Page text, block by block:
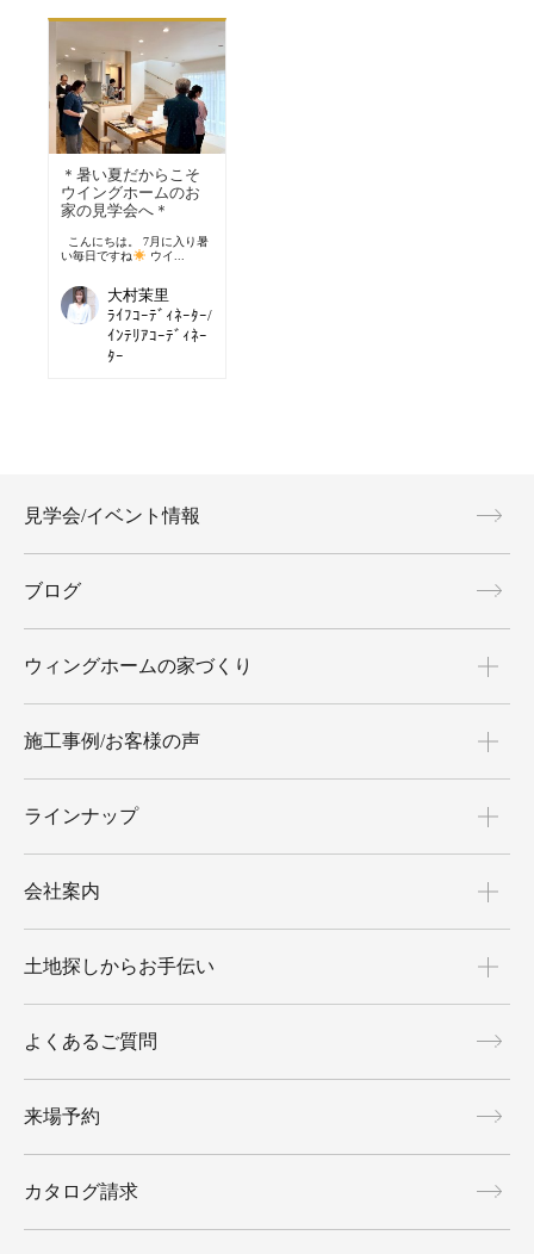
＊暑い夏だからこそ
ウイングホームのお
家の見学会へ＊
こんにちは。 7月に入り暑
い毎日ですね
ウイ...
大村茉里
ﾗｲﾌｺｰﾃﾞｨﾈｰﾀｰ/
ｲﾝﾃﾘｱｺｰﾃﾞｨﾈｰ
ﾀｰ
見学会/イベント情報
ブログ
ウィングホームの家づくり
施工事例/お客様の声
ラインナップ
会社案内
土地探しからお手伝い
よくあるご質問
来場予約
カタログ請求